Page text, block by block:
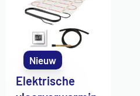
Nieuw
Elektrische